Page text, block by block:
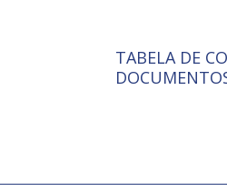
ISO 9001:
A
TABELA DE